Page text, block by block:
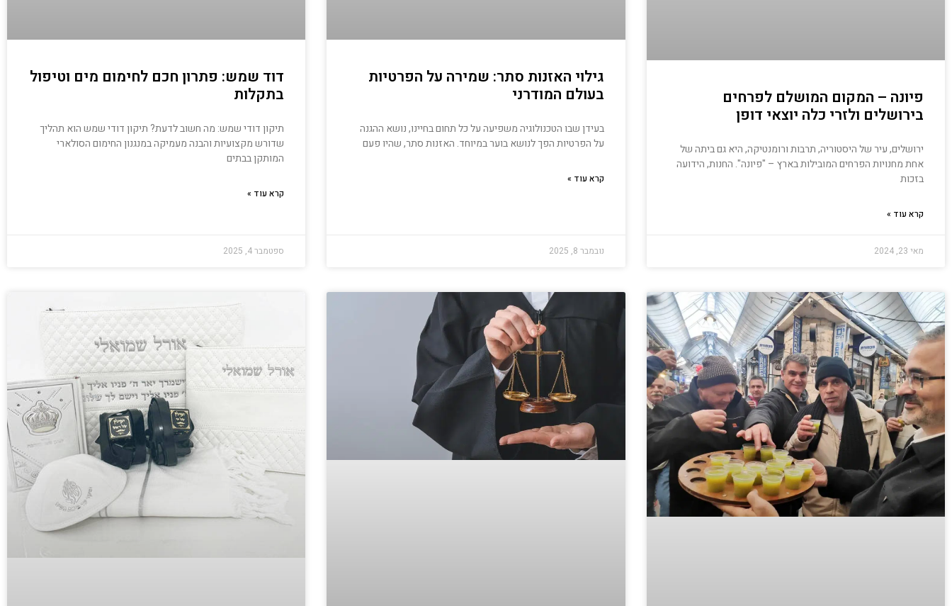
פיונה – המקום המושלם לפרחים
בירושלים ולזרי כלה יוצאי דופן
ירושלים, עיר של היסטוריה, תרבות ורומנטיקה, היא גם ביתה של
אחת מחנויות הפרחים המובילות בארץ – "פיונה". החנות, הידועה
בזכות
קרא עוד »
מאי 23, 2024
גילוי האזנות סתר: שמירה על הפרטיות
בעולם המודרני
בעידן שבו הטכנולוגיה משפיעה על כל תחום בחיינו, נושא ההגנה
על הפרטיות הפך לנושא בוער במיוחד. האזנות סתר, שהיו פעם
קרא עוד »
נובמבר 8, 2025
דוד שמש: פתרון חכם לחימום מים וטיפול
בתקלות
תיקון דודי שמש: מה חשוב לדעת? תיקון דודי שמש הוא תהליך
שדורש מקצועיות והבנה מעמיקה במנגנון החימום הסולארי
המותקן בבתים
קרא עוד »
ספטמבר 4, 2025